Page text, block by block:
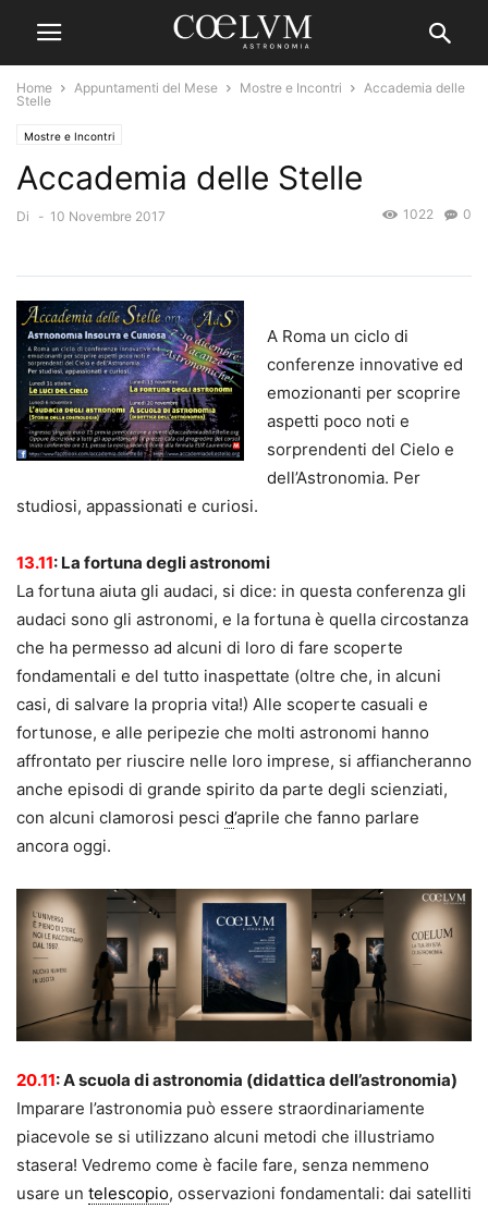
Home Appuntamenti del Mese Mostre e Incontri
Accademia delle
Stelle
Mostre e Incontri
Accademia delle Stelle
Di - 10 Novembre 2017 0
1022
A Roma un ciclo di
conferenze innovative ed
emozionanti per scoprire
aspetti poco noti e
sorprendenti del Cielo e
dell’Astronomia. Per
studiosi, appassionati e curiosi.
13.11: La fortuna degli astronomi
La fortuna aiuta gli audaci, si dice: in questa conferenza gli
audaci sono gli astronomi, e la fortuna è quella circostanza
che ha permesso ad alcuni di loro di fare scoperte
fondamentali e del tutto inaspettate (oltre che, in alcuni
casi, di salvare la propria vita!) Alle scoperte casuali e
fortunose, e alle peripezie che molti astronomi hanno
affrontato per riuscire nelle loro imprese, si affiancheranno
anche episodi di grande spirito da parte degli scienziati,
con alcuni clamorosi pesci d’aprile che fanno parlare
ancora oggi.
20.11:A scuola di astronomia (didattica dell’astronomia)
Imparare l’astronomia può essere straordinariamente
piacevole se si utilizzano alcuni metodi che illustriamo
stasera! Vedremo come è facile fare, senza nemmeno
usare un telescopio, osservazioni fondamentali: dai satelliti